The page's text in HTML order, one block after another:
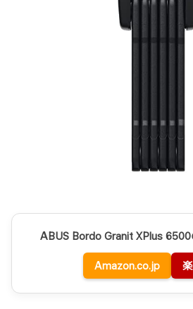
ABUS Bordo Granit XPlus
Amazon.co.jp